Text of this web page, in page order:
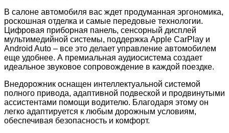
В салоне автомобиля вас ждет продуманная эргономика,
роскошная отделка и самые передовые технологии.
Цифровая приборная панель, сенсорный дисплей
мультимедийной системы, поддержка Apple CarPlay и
Android Auto – все это делает управление автомобилем
еще удобнее. А премиальная аудиосистема создает
идеальное звуковое сопровождение в каждой поездке.
Внедорожник оснащен интеллектуальной системой
полного привода, адаптивной подвеской и продвинутыми
ассистентами помощи водителю. Благодаря этому он
легко адаптируется к любым дорожным условиям,
обеспечивая безопасность и комфорт.